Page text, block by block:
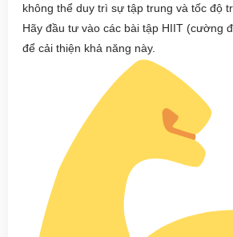
không thể duy trì sự tập trung và tốc độ
Hãy đầu tư vào các bài tập HIIT (cường
để cải thiện khả năng này.